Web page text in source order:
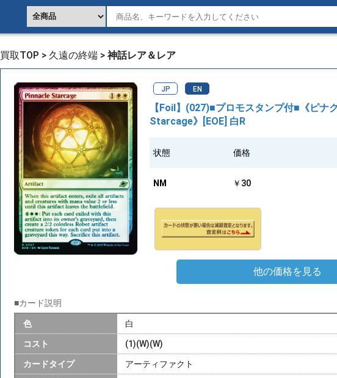
買取TOP > 久遠の終端 > 神話レア＆レア
JP EN
【Foil】(027)■プロモスタンプ付■《ピナ
Starcage》[EOE] 白R
状態 価格
NM ￥30
他の価格を見る
■カード説明
色 白
コスト (1)(W)(W)
カードタイプ アーティファクト